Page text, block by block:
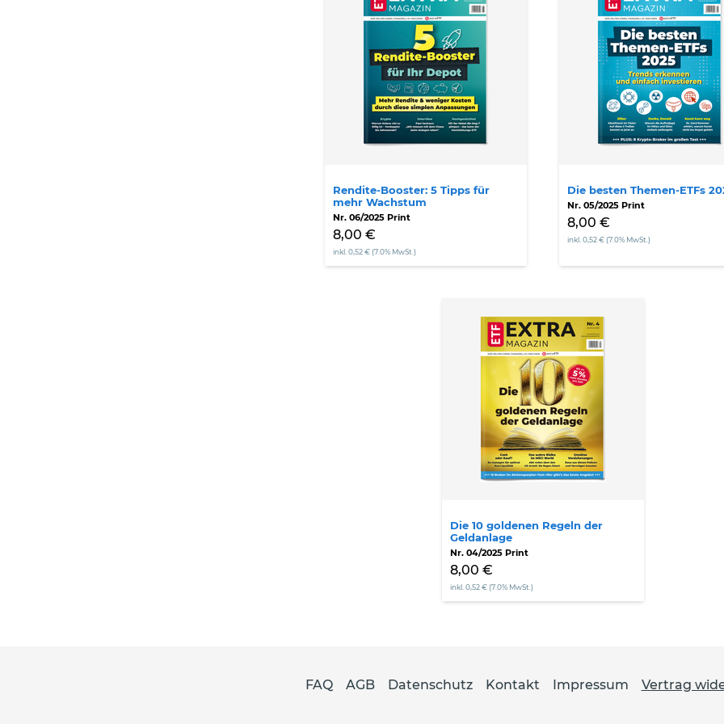
mehr
Wachstum
Rendite-Booster: 5 Tipps für
mehr Wachstum
Nr. 06/2025 Print
8,00 €
inkl. 0,52 € (7.0% MwSt.)
Themen-
Die besten Themen-ETFs
Nr. 05/2025 Print
8,00 €
inkl. 0,52 € (7.0% MwSt.)
goldenen
Geldanlage
Die 10 goldenen Regeln der
Geldanlage
Nr. 04/2025 Print
8,00 €
inkl. 0,52 € (7.0% MwSt.)
FAQ AGB Datenschutz Kontakt Impressum Vertrag